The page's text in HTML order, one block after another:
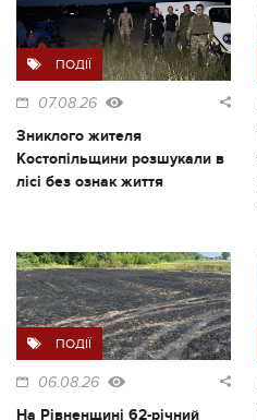
ПОДІЇ
07.08.26
Зниклого жителя
Костопільщини розшукали в
лісі без ознак життя
ПОДІЇ
06.08.26
На Рівненщині 62-річний